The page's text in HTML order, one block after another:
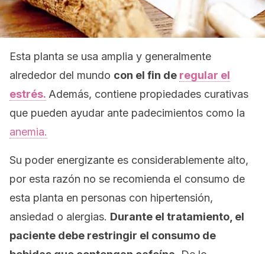
Esta planta se usa amplia y generalmente
alrededor del mundo con el fin de regular el
estrés. Además, contiene propiedades curativas
que pueden ayudar ante padecimientos como la
anemia.
Su poder energizante es considerablemente alto,
por esta razón no se recomienda el consumo de
esta planta en personas con hipertensión,
ansiedad o alergias. Durante el tratamiento, el
paciente debe restringir el consumo de